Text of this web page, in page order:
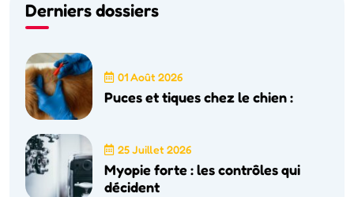
Derniers dossiers
01 Août 2026
Puces et tiques chez le chien :
25 Juillet 2026
Myopie forte : les contrôles qui
décident